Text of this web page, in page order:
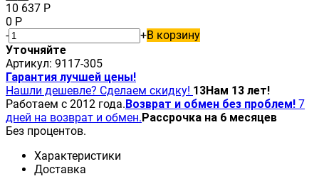
10 637 Р
0 Р
-
+В корзину
Уточняйте
Артикул: 9117-305
Гарантия лучшей цены!
Нашли дешевле? Сделаем скидку! 13Нам 13 лет!
Работаем с 2012 года.Возврат и обмен без проблем! 7
дней на возврат и обмен.Рассрочка на 6 месяцев
Без процентов.
Характеристики
Доставка